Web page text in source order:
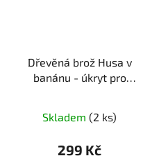
Dřevěná brož Husa v
banánu - úkryt pro
milovníky originality
Skladem (2 ks)
299 Kč